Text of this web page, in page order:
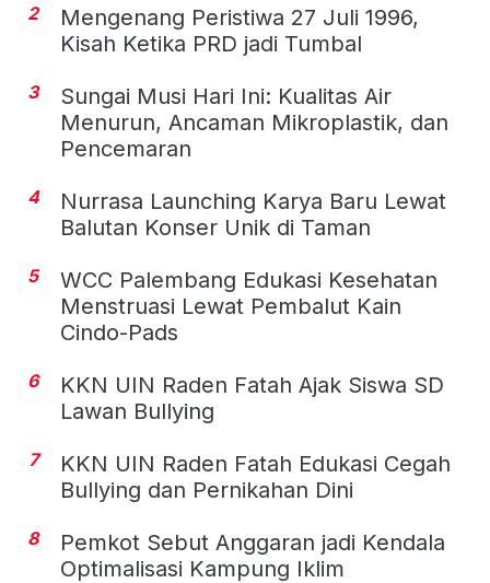
2
Mengenang Peristiwa 27 Juli 1996,
Kisah Ketika PRD jadi Tumbal
3
Sungai Musi Hari Ini: Kualitas Air
Menurun, Ancaman Mikroplastik, dan
Pencemaran
4
Nurrasa Launching Karya Baru Lewat
Balutan Konser Unik di Taman
5
WCC Palembang Edukasi Kesehatan
Menstruasi Lewat Pembalut Kain
Cindo-Pads
6
KKN UIN Raden Fatah Ajak Siswa SD
Lawan Bullying
7
KKN UIN Raden Fatah Edukasi Cegah
Bullying dan Pernikahan Dini
8
Pemkot Sebut Anggaran jadi Kendala
Optimalisasi Kampung Iklim